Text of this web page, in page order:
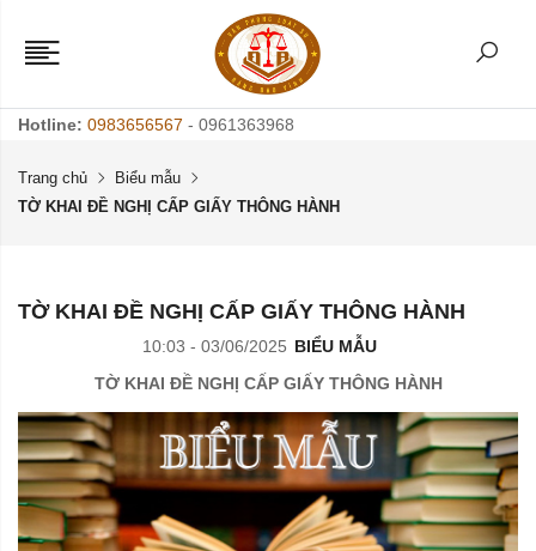
Hotline: 0983656567 - 0961363968
Trang chủ
Biểu mẫu
TỜ KHAI ĐỀ NGHỊ CẤP GIẤY THÔNG HÀNH
TỜ KHAI ĐỀ NGHỊ CẤP GIẤY THÔNG HÀNH
10:03 - 03/06/2025 BIỂU MẪU
TỜ KHAI ĐỀ NGHỊ CẤP GIẤY THÔNG HÀNH